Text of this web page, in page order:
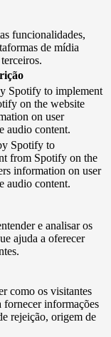
funcionalidades,
de mídia
Spotify to implement
on the website
on user
audio content.
Spotify to
from Spotify on the
information on user
audio content.
e analisar os
ajuda a oferecer
como os visitantes
fornecer informações
rejeição, origem de